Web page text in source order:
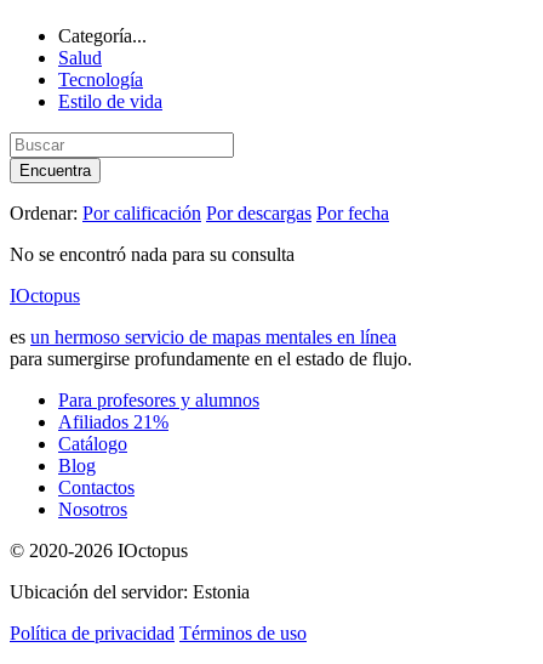
Categoría...
Salud
Tecnología
Estilo de vida
Encuentra
Ordenar: Por calificación Por descargas Por fecha
No se encontró nada para su consulta
IOctopus
es un hermoso servicio de mapas mentales en línea
para sumergirse profundamente en el estado de flujo.
Para profesores y alumnos
Afiliados 21%
Catálogo
Blog
Contactos
Nosotros
© 2020-2026 IOctopus
Ubicación del servidor: Estonia
Política de privacidad Términos de uso